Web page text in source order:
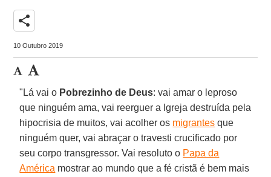
share
10 Outubro 2019
"Lá vai o Pobrezinho de Deus: vai amar o leproso
que ninguém ama, vai reerguer a Igreja destruída pela
hipocrisia de muitos, vai acolher os migrantes que
ninguém quer, vai abraçar o travesti crucificado por
seu corpo transgressor. Vai resoluto o Papa da
América mostrar ao mundo que a fé cristã é bem mais